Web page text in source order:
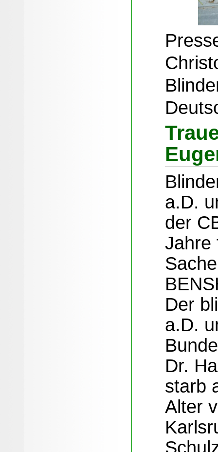
a.D.
der
Jahre
Der
a.D.
Dr.
starb
Alter